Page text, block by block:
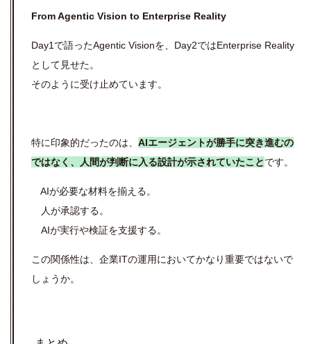
From Agentic Vision to Enterprise Reality
Day1で語ったAgentic Visionを、Day2ではEnterprise Reality
として見せた。
そのように受け止めています。
特に印象的だったのは、 AIエージェントが勝手に突き進むの
ではなく、人間が判断に入る設計が示されていたことです。
AIが必要な材料を揃える。
人が承認する。
AIが実行や検証を支援する。
この関係性は、企業ITの運用においてかなり重要ではないで
しょうか。